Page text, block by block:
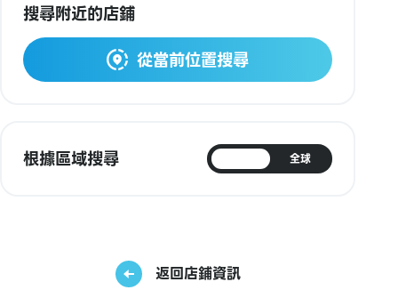
搜尋附近的店鋪
從當前位置搜尋
根據區域搜尋 全球
返回店鋪資訊